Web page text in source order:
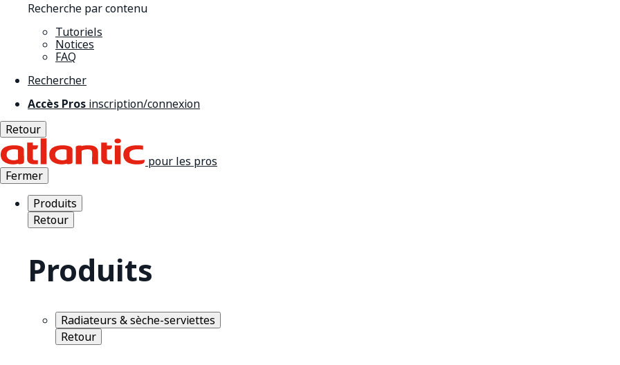
Recherche par contenu
Tutoriels
Notices
FAQ
Rechercher
Accès Pros inscription/connexion
Retour
pour les pros
Fermer
Produits
Retour
Produits
Radiateurs & sèche-serviettes
Retour